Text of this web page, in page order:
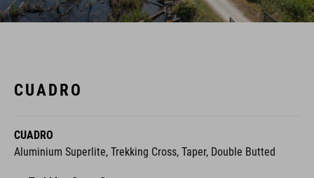
CUADRO
CUADRO
Aluminium Superlite, Trekking Cross, Taper, Double Butted